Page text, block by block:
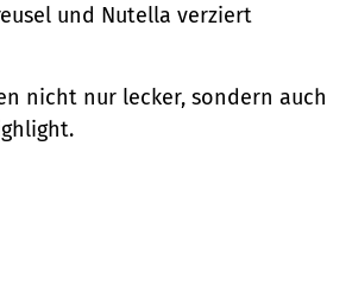
und Nutella verziert
nicht nur lecker, sondern auch